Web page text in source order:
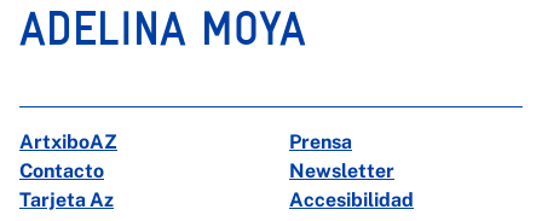
ADELINA MOYA
ArtxiboAZ
Prensa
Contacto
Newsletter
Tarjeta Az
Accesibilidad